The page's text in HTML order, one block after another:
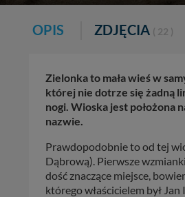
OPIS ZDJĘCIA ( 22 )
Zielonka to mała wieś w
której nie dotrze się żadną
nogi. Wioska jest położona
nazwie.
Prawdopodobnie to od tej
Dąbrową). Pierwsze
dość znaczące miejsce,
którego właścicielem był